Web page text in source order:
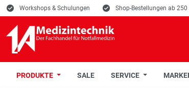
E Workshops & Schulungen E Shop-Bestellungen ab
PRODUKTE SALE SERVICE